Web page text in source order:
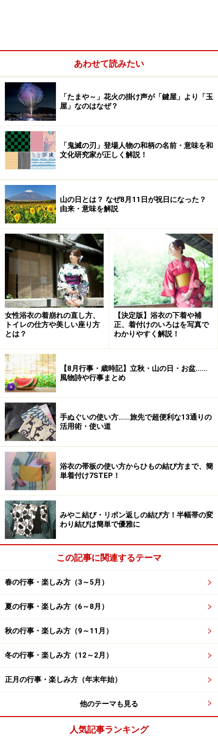
横持ちした傘の衝撃力はビアノ1台分！
東京都の調査結果によると、他人の傘で自分が受けたヒ
ヤリハットの発生場所で最も多いのは、駅構内の階段・
エスカレーターです。傘を横にして持つ「横持ち」は、
後ろの人に当たってとても危険。特に階段やエスカレー
ターなど前後に段差がある場所では、傘の先が後ろの人
の顔や胸に当たってしまうので大変危ないのです。
また、横持ちした傘がぶつかった時の衝撃力を測定する
試験をしたところ、厚さ1.6mmのガラスが割れてしまい
ました。この衝撃力はピアノ約1台分（240kgf）！
これほどの大きな力が傘の先端に集中するため、身体に
当たると失明や骨折などの大けがを負う可能性があるこ
とが分かりました。
傘は思っている以上に長い
傘のサイズというと、60cm、65cm、70cmなどの表示を
思い浮かべる人が多いと思います。これらは傘の生地が
張ってある親骨の長さであり、持ち手や石突き（傘の先
端部分）の長さは入っていないので、実際には表示以上
に長いものを持っていると認識しておいてください。
一例として65cmと表示されている市販のビニール傘を測
ってみたところ、親骨が65cm、持ち手が16cm、石突き
が7cmで、全長88cmでした。「先端がとがった88cmも
ある棒」を横持ちし、振り子のように振って歩く行為の
危険性は、容易に想像できるでしょう。
傘を携行する時の正しい「持ち方」
傘を持ち歩く時は、必ず持ち手を持ち、石突きが真下に
上、傘から落ちる水滴が周囲に広がることもありませ
ん。
人とすれ違う際に、濡れた傘が触れないように、さっと
反対側に持ちかえることができたら気配り上級者です。
傘を「開く時」「閉じる時」も注意が必要
傘を上に向けて開くと、露先（親骨の先端）が顔の高さ
にくるため自分の顔や周囲の人にあたったりすることが
あわせて読みたい
「たまや～」花火の掛け声が「鍵屋」より「玉
屋」なのはなぜ？
「鬼滅の刃」登場人物の和柄の名前・意味を和
文化研究家が正しく解説！
山の日とは？ なぜ8月11日が祝日になった？
由来・意味を解説
女性浴衣の着崩れの直し方、
トイレの仕方や美しい座り方
とは？
【決定版】浴衣の下着や補
正、着付けのいろはを写真で
わかりやすく解説！
【8月行事・歳時記】立秋・山の日・お盆……
風物詩や行事まとめ
手ぬぐいの使い方……旅先で超便利な13通りの
活用術・使い道
浴衣の帯板の使い方からひもの結び方まで、簡
単着付け7STEP！
みやこ結び・リボン返しの結び方！半幅帯の変
わり結びは簡単で優雅に
この記事に関連するテーマ
春の行事・楽しみ方（3～5月）
夏の行事・楽しみ方（6～8月）
秋の行事・楽しみ方（9～11月）
冬の行事・楽しみ方（12～2月）
正月の行事・楽しみ方（年末年始）
他のテーマも見る
人気記事ランキング